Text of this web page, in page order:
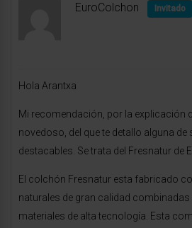
EuroColchon Invitado
Hola Arantxa
Mi recomendación, por la explicación
novedoso, del que te detallo alguna
destacables. Se trata del Fresnatur de
El colchón Fresnatur esta fabricado
naturales de gran calidad
materiales de alta tecnología. Esta